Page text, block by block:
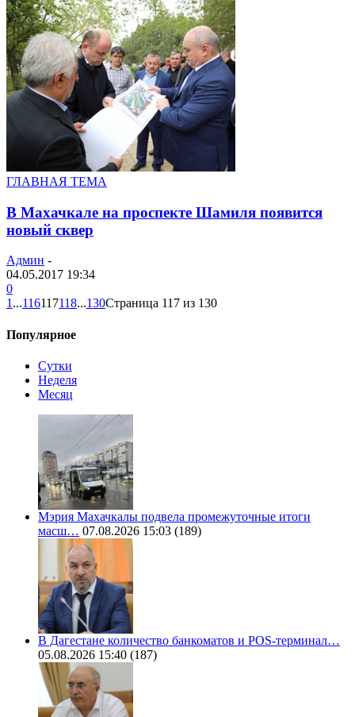
ГЛАВНАЯ ТЕМА
В Махачкале на проспекте Шамиля появится
новый сквер
Админ -
04.05.2017 19:34
0
1 ...116117118...130Страница 117 из 130
Популярное
Сутки
Неделя
Месяц
Мэрия Махачкалы подвела промежуточные итоги
масш… 07.08.2026 15:03 (189)
В Дагестане количество банкоматов и POS-терминал…
05.08.2026 15:40 (187)